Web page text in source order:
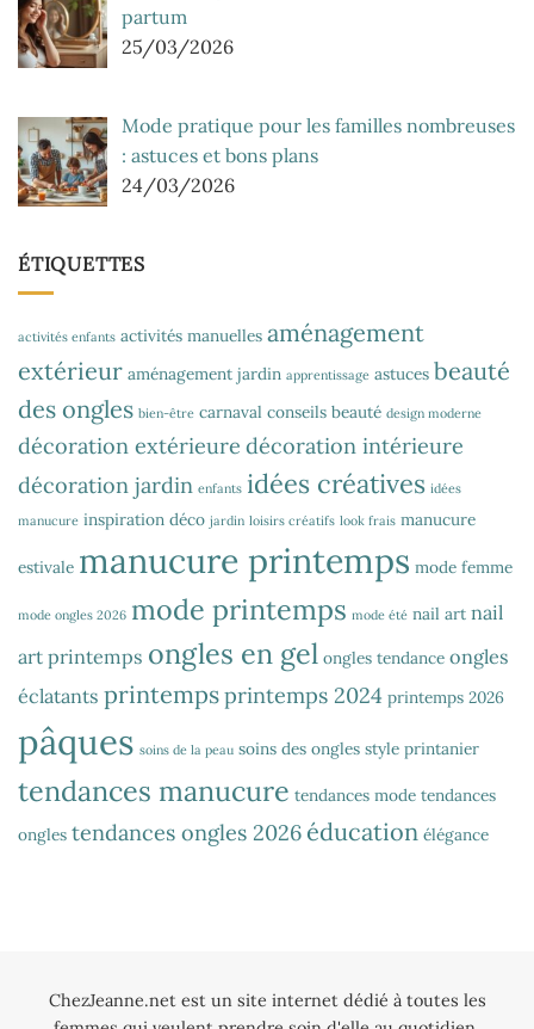
partum
25/03/2026
Mode pratique pour les familles nombreuses
: astuces et bons plans
24/03/2026
ÉTIQUETTES
activités enfants activités manuelles aménagement
extérieur aménagement jardin apprentissage astuces beauté
des ongles bien-être carnaval conseils beauté design moderne
décoration extérieure décoration intérieure
décoration jardin enfants idées créatives idées
manucure inspiration déco jardin loisirs créatifs look frais manucure
estivale manucure printemps mode femme
mode ongles 2026 mode printemps mode été nail art nail
art printemps ongles en gel ongles tendance ongles
éclatants printempsprintemps 2024 printemps 2026
pâques soins de la peau soins des ongles style printanier
tendances manucure tendances mode tendances
ongles tendances ongles 2026 éducation élégance
ChezJeanne.net est un site internet dédié à toutes les